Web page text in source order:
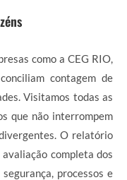
como a CEG RIO,
contagem de
Visitamos todas as
que não interrompem
O relatório
completa dos
processos e